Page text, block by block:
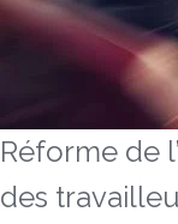
Réforme de
des